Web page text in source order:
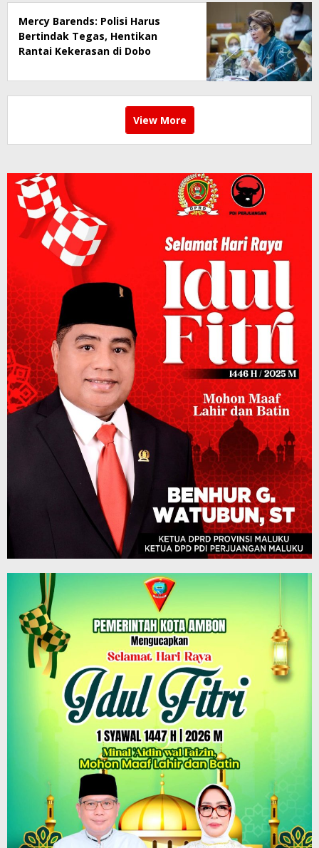
Mercy Barends: Polisi Harus
Bertindak Tegas, Hentikan
Rantai Kekerasan di Dobo
View More